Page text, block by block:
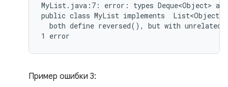
MyList.java:7: error: types Deque<Object>
public class MyList implements  List<Object>,
both define reversed(), but with unrelated
Пример ошибки 3: